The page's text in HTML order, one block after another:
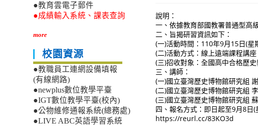
說明：
一、依據教育部國教署普通型高
二、旨揭研習資訊如下：
(一)活動時間：110年9月15日(星
(二)活動方式：線上遠端課程講座
(三)招收對象：全國高中合格歷史
三、講師：
(一)國立臺灣歷史博物館研究組
(二)國立臺灣歷史博物館研究組
(三)國立臺灣歷史博物館研究組
四、報名方式：即日起至9月8日
https://reurl.cc/83KO3d
●教育雲電子郵件
●成績輸入系統、課表查詢
more
校園資源
●教職員工連網設備填報
(有線網路)
●newplus數位教學平臺
●IGT數位教學平臺(校內)
●公物維修通報系統(總務處)
●LIVE ABC英語學習系統